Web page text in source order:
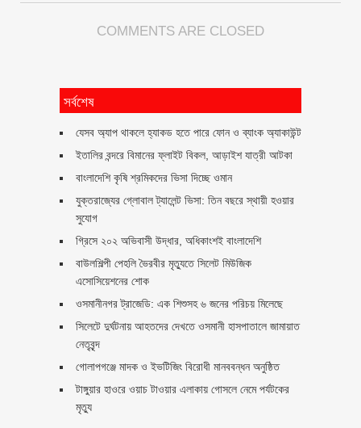
COMMENTS ARE CLOSED
সর্বশেষ
যেসব অ্যাপ থাকলে হ্যাকড হতে পারে ফোন ও ব্যাংক অ্যাকাউন্ট
ইতালির বন্দরে বিমানের ফ্লাইট বিকল, আড়াইশ যাত্রী আটকা
বাংলাদেশি কৃষি শ্রমিকদের ভিসা দিচ্ছে ওমান
যুক্তরাজ্যের গ্লোবাল ট্যালেন্ট ভিসা: তিন বছরে স্থায়ী হওয়ার
সুযোগ
গ্রিসে ২০২ অভিবাসী উদ্ধার, অধিকাংশই বাংলাদেশি
বাউলশিল্পী পেহলি ভৈরবীর মৃত্যুতে সিলেট মিউজিক
এসোসিয়েশনের শোক
ওসমানীনগর ট্রাজেডি: এক শিশুসহ ৬ জনের পরিচয় মিলেছে
সিলেটে দুর্ঘটনায় আহতদের দেখতে ওসমানী হাসপাতালে জামায়াত
নেতৃবৃন্দ
গোলাপগঞ্জে মাদক ও ইভটিজিং বিরোধী মানববন্ধন অনুষ্ঠিত
টাঙ্গুয়ার হাওরে ওয়াচ টাওয়ার এলাকায় গোসলে নেমে পর্যটকের
মৃত্যু